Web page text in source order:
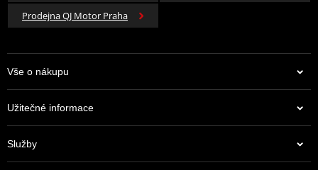
Prodejna QJ Motor Praha
Vše o nákupu
Užitečné informace
Služby